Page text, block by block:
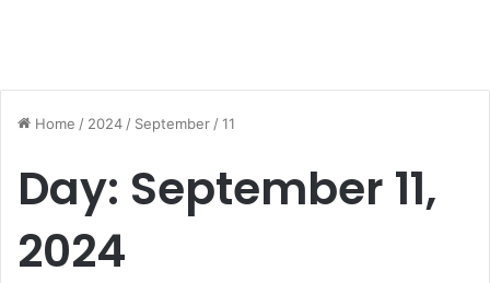
Home / 2024 / September /11
Day: September 11,
2024